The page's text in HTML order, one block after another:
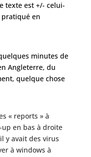
texte est +/- celui-
en
minutes de
Angleterre, du
quelque chose
« reports » à
en bas à droite
y avait des virus
à windows à